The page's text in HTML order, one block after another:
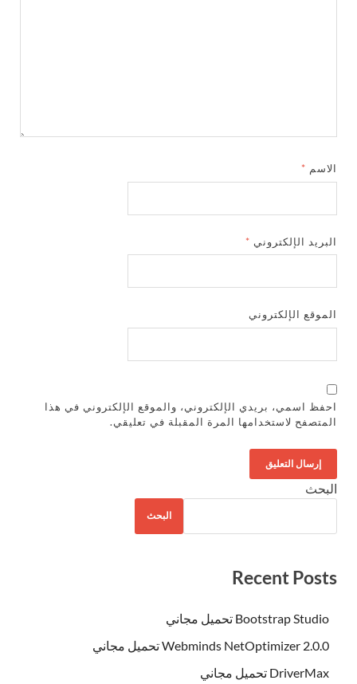
الاسم *
البريد الإلكتروني *
الموقع الإلكتروني
احفظ اسمي، بريدي الإلكتروني، والموقع الإلكتروني في هذا
المتصفح لاستخدامها المرة المقبلة في تعليقي.
البحث
البحث
Recent Posts
Bootstrap Studio تحميل مجاني
Webminds NetOptimizer 2.0.0 تحميل مجاني
DriverMax تحميل مجاني